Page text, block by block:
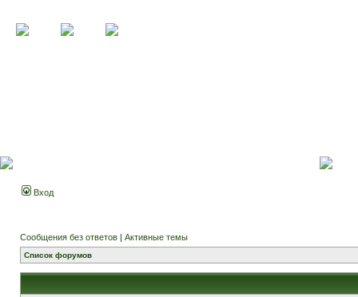
Вход
Сообщения без ответов | Активные темы
Список форумов